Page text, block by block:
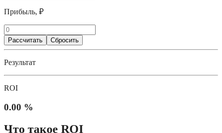
Прибыль, ₽
Рассчитать Сбросить
Результат
ROI
0.00 %
Что такое ROI